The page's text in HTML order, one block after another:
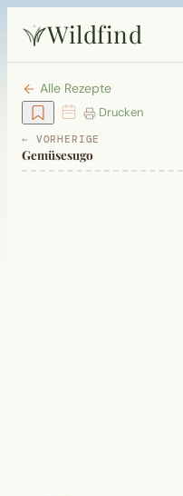
Wildfind
Startseite
Pflanzen
Alle Rezepte
Drucken
← VORHERIGE
Gemüsesugo